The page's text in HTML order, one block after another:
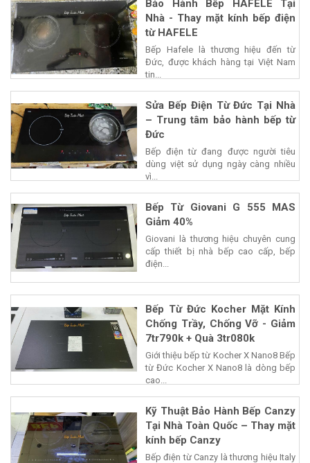
Bảo Hành Bếp HAFELE Tại
Nhà - Thay mặt kính bếp điện
từ HAFELE
Bếp Hafele là thương hiệu đến từ
Đức, được khách hàng tại Việt Nam
tin...
Sửa Bếp Điện Từ Đức Tại Nhà
– Trung tâm bảo hành bếp từ
Đức
Bếp điện từ đang được người tiêu
dùng việt sử dụng ngày càng nhiều
vì...
Bếp Từ Giovani G 555 MAS
Giảm 40%
Giovani là thương hiệu chuyên cung
cấp thiết bị nhà bếp cao cấp, bếp
điện...
Bếp Từ Đức Kocher Mặt Kính
Chống Trầy, Chống Vỡ - Giảm
7tr790k + Quà 3tr080k
Giới thiệu bếp từ Kocher X Nano8 Bếp
từ Đức Kocher X Nano8 là dòng bếp
cao...
Kỹ Thuật Bảo Hành Bếp Canzy
Tại Nhà Toàn Quốc – Thay mặt
kính bếp Canzy
Bếp điện từ Canzy là thương hiệu Italy